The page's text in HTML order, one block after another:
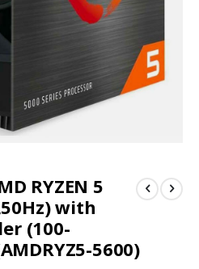
RYZEN 5
with
(100-
5600)